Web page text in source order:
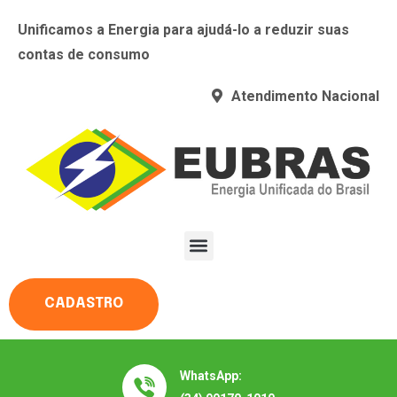
Unificamos a Energia para ajudá-lo a reduzir suas
contas de consumo
Atendimento Nacional
CADASTRO
WhatsApp: